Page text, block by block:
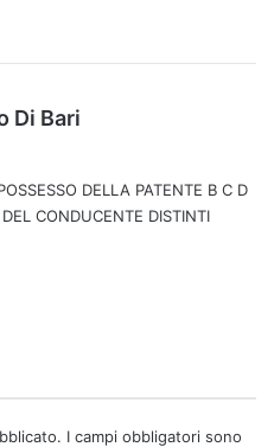
Di Bari
e
t
DELLA PATENTE B C D
CONDUCENTE DISTINTI
I campi obbligatori sono